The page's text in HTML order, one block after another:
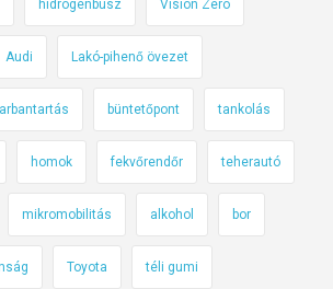
hidrogénbusz Vision Zero
Audi Lakó-pihenő övezet
büntetőpont tankolás
homok fekvőrendőr teherautó
mikromobilitás alkohol bor
Toyota téli gumi